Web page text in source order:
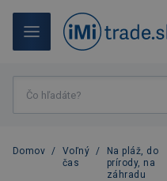
Domov /
Voľný
čas
/
Na pláž, do
prírody, na
záhradu